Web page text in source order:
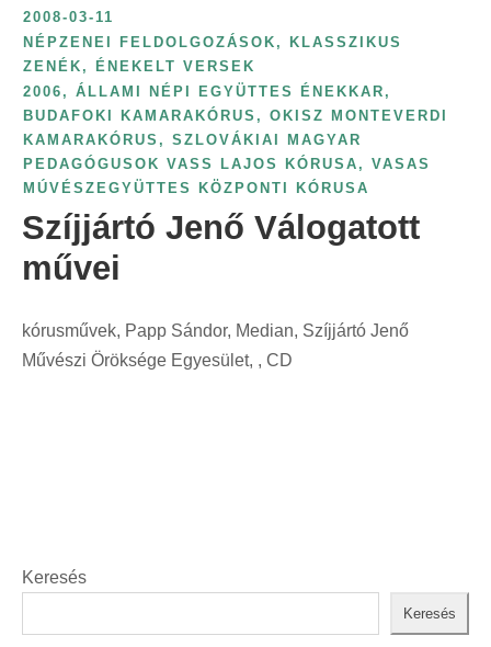
e
g
ó
r
i
a
z
e
v
s
z
á
m
s
z
e
i
t
:
l
á
s
:
2008-03-11
NÉPZENEI FELDOLGOZÁSOK, KLASSZIKUS
ZENÉK, ÉNEKELT VERSEK
2006 , ÁLLAMI NÉPI EGYÜTTES ÉNEKKAR ,
BUDAFOKI KAMARAKÓRUS , OKISZ MONTEVERDI
KAMARAKÓRUS , SZLOVÁKIAI MAGYAR
PEDAGÓGUSOK VASS LAJOS KÓRUSA , VASAS
MÚVÉSZEGYÜTTES KÖZPONTI KÓRUSA
Szíjjártó Jenő Válogatott
művei
kórusművek, Papp Sándor, Median, Szíjjártó Jenő
Művészi Öröksége Egyesület, , CD
Keresés
Keresés